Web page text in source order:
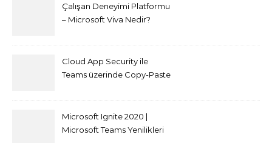
Çalışan Deneyimi Platformu
– Microsoft Viva Nedir?
Cloud App Security ile
Teams üzerinde Copy-Paste
Microsoft Ignite 2020 |
Microsoft Teams Yenilikleri